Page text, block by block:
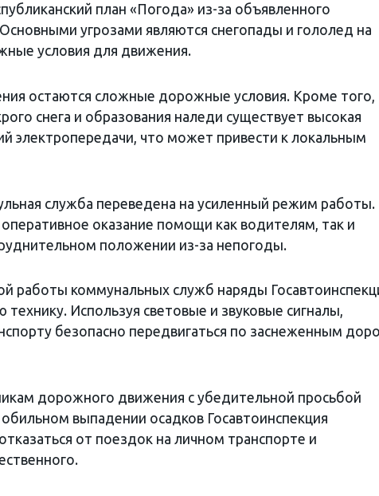
план «Погода» из-за объявленного
угрозами являются снегопады и гололед на
условия для движения.
остаются сложные дорожные условия. Кроме того,
снега и образования наледи существует высокая
электропередачи, что может привести к локальным
служба переведена на усиленный режим работы.
оказание помощи как водителям, так и
положении из-за непогоды.
работы коммунальных служб наряды
Используя световые и звуковые сигналы,
безопасно передвигаться по заснеженным
дорожного движения с убедительной просьбой
выпадении осадков Госавтоинспекция
от поездок на личном транспорте и